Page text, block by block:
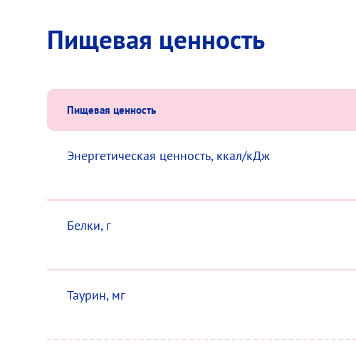
Пищевая ценность
Пищевая ценность
Энергетическая ценность, ккал/кДж
Белки, г
Таурин, мг